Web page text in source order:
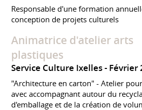
Responsable d'une formation
conception de projets culturels
Animatrice d'atelier arts
plastiques
Service Culture Ixelles Février
"Architecture en carton" - Atelier
avec accompagnant autour du
d'emballage et de la création de